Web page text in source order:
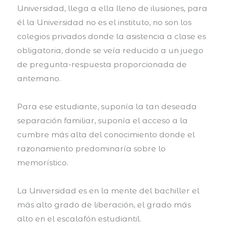
Universidad, llega a ella lleno de ilusiones, para
él la Universidad no es el instituto, no son los
colegios privados donde la asistencia a clase es
obligatoria, donde se veía reducido a un juego
de pregunta-respuesta proporcionada de
antemano.
Para ese estudiante, suponía la tan deseada
separación familiar, suponía el acceso a la
cumbre más alta del conocimiento donde el
razonamiento predominaría sobre lo
memorístico.
La Universidad es en la mente del bachiller el
más alto grado de liberación, el grado más
alto en el escalafón estudiantil.